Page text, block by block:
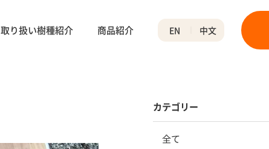
取り扱い樹種紹介 商品紹介 EN 中文
カテゴリー
全て